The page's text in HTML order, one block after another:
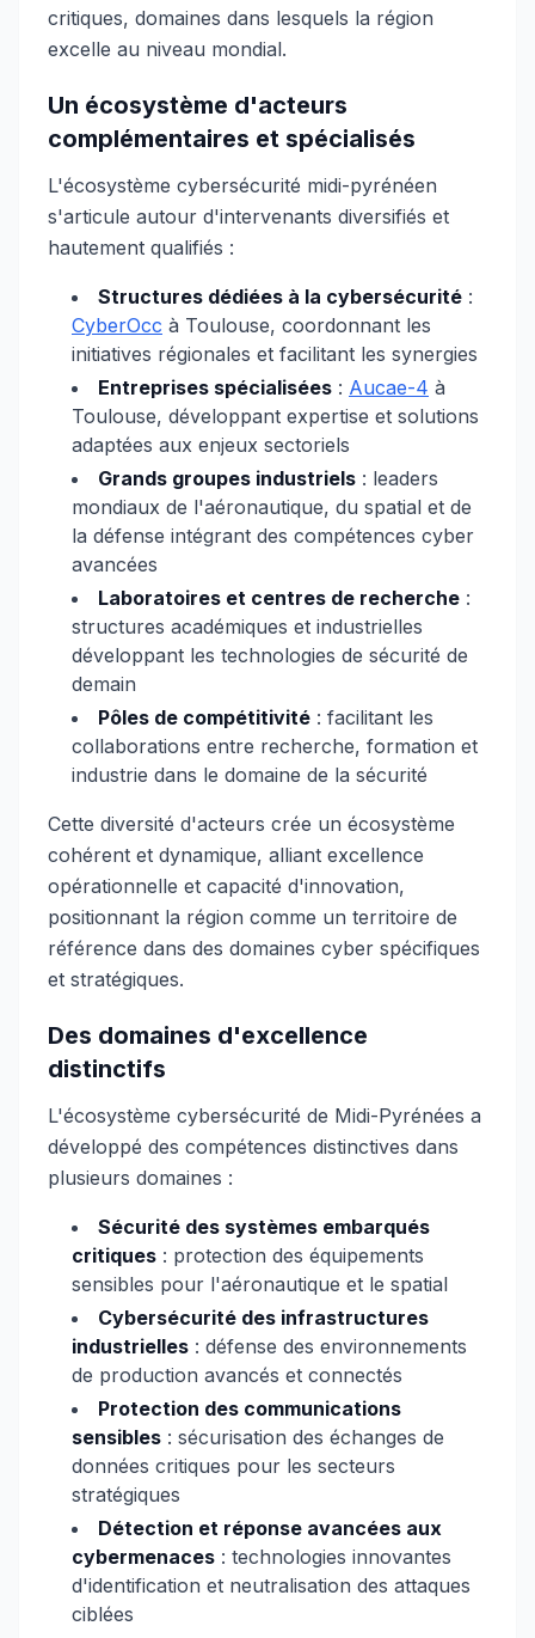
critiques, domaines dans lesquels la région
excelle au niveau mondial.
Un écosystème d'acteurs
complémentaires et spécialisés
L'écosystème cybersécurité midi-pyrénéen
s'articule autour d'intervenants diversifiés et
hautement qualifiés :
Structures dédiées à la cybersécurité :
CyberOcc à Toulouse, coordonnant les
initiatives régionales et facilitant les synergies
Entreprises spécialisées : Aucae-4 à
Toulouse, développant expertise et solutions
adaptées aux enjeux sectoriels
Grands groupes industriels : leaders
mondiaux de l'aéronautique, du spatial et de
la défense intégrant des compétences cyber
avancées
Laboratoires et centres de recherche :
structures académiques et industrielles
développant les technologies de sécurité de
demain
Pôles de compétitivité : facilitant les
collaborations entre recherche, formation et
industrie dans le domaine de la sécurité
Cette diversité d'acteurs crée un écosystème
cohérent et dynamique, alliant excellence
opérationnelle et capacité d'innovation,
positionnant la région comme un territoire de
référence dans des domaines cyber spécifiques
et stratégiques.
Des domaines d'excellence
distinctifs
L'écosystème cybersécurité de Midi-Pyrénées a
développé des compétences distinctives dans
plusieurs domaines :
Sécurité des systèmes embarqués
critiques : protection des équipements
sensibles pour l'aéronautique et le spatial
Cybersécurité des infrastructures
industrielles : défense des environnements
de production avancés et connectés
Protection des communications
sensibles : sécurisation des échanges de
données critiques pour les secteurs
stratégiques
Détection et réponse avancées aux
cybermenaces : technologies innovantes
d'identification et neutralisation des attaques
ciblées